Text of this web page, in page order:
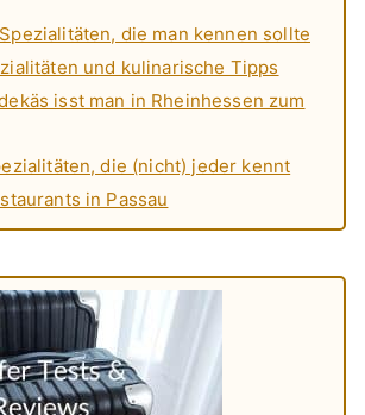
die man kennen sollte
und kulinarische Tipps
isst man in Rheinhessen zum
die (nicht) jeder kennt
in Passau